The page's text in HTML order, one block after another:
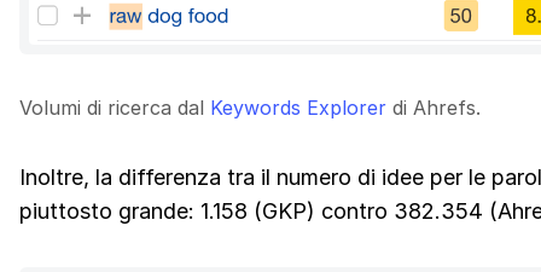
Volumi di ricerca dal Keywords Explorer di Ahrefs.
Inoltre, la differenza tra il numero di idee per le
piuttosto grande: 1.158 (GKP) contro 382.354